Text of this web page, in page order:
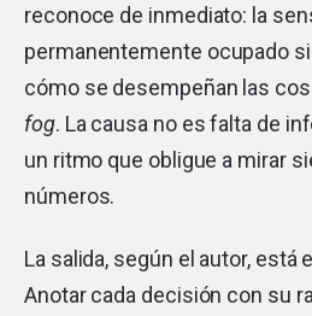
reconoce de inmediato: la
permanentemente ocupado
cómo se desempeñan las
fog. La causa no es falta de
un ritmo que obligue a mirar
números.
La salida, según el autor, está
Anotar cada decisión con su